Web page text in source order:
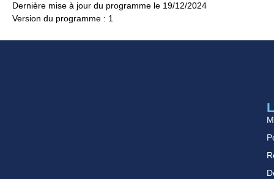
Dernière mise à jour du programme le 19/12/2024
Version du programme : 1